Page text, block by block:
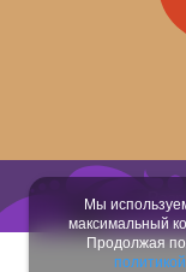
Мы
максимальный
Продолжая